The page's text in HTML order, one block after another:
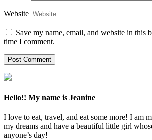
Website
Save my name, email, and website in this
time I comment.
Hello!! My name is Jeanine
I love to eat, travel, and eat some more! I am
my dreams and have a beautiful little girl
anyone’s day!